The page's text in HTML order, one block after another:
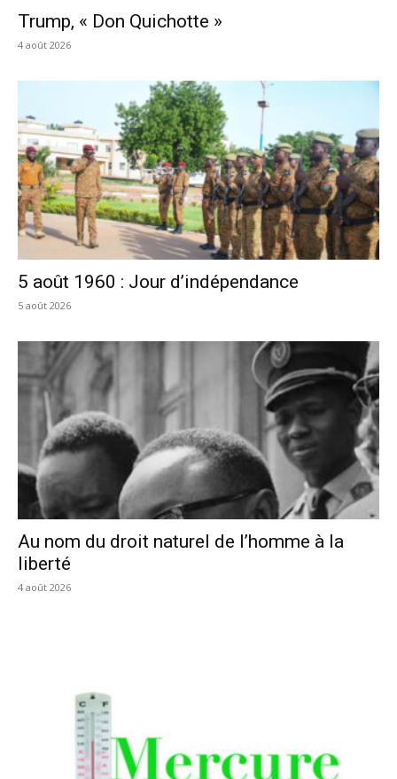
Trump, « Don Quichotte »
4 août 2026
5 août 1960 : Jour d’indépendance
5 août 2026
Au nom du droit naturel de l’homme à la
liberté
4 août 2026